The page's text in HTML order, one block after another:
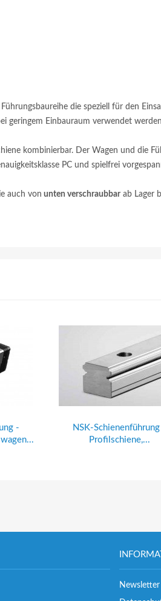
die speziell für den
geringem Einbauraum verwendet
kombinierbar. Der Wagen und die
PC und spielfrei
auch von unten verschraubbar ab Lager
-
NSK-
Profilschiene,...
Newsletter